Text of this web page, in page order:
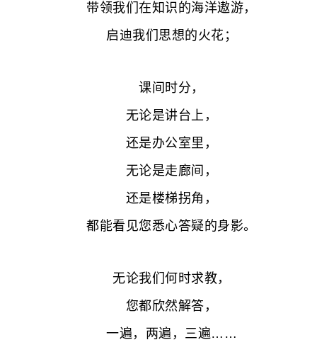
带领我们在知识的海洋遨游，
启迪我们思想的火花；
课间时分，
无论是讲台上，
还是办公室里，
无论是走廊间，
还是楼梯拐角，
都能看见您悉心答疑的身影。
无论我们何时求教，
您都欣然解答，
一遍，两遍，三遍……